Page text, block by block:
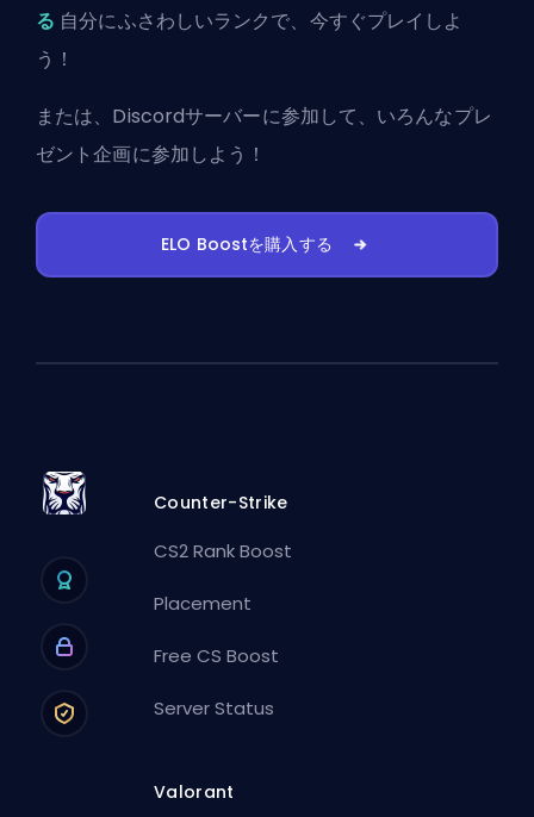
る 自分にふさわしいランクで、今すぐプレイしよ
う！
または、 Discordサーバーに参加して、いろんなプレ
ゼント企画に参加しよう！
ELO Boostを購入する
Counter-Strike
CS2 Rank Boost
Placement
Free CS Boost
Server Status
Valorant